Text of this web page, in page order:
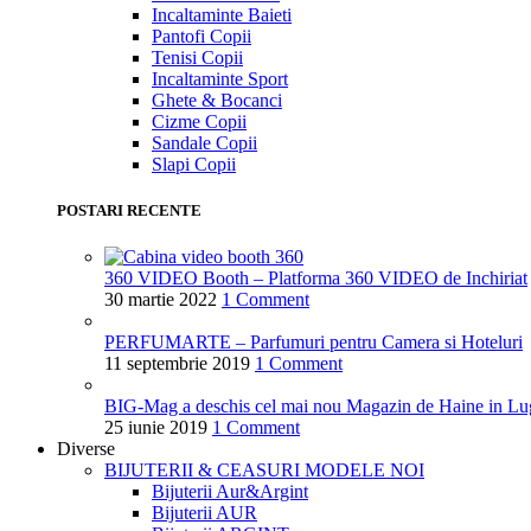
Incaltaminte Baieti
Pantofi Copii
Tenisi Copii
Incaltaminte Sport
Ghete & Bocanci
Cizme Copii
Sandale Copii
Slapi Copii
POSTARI RECENTE
360 VIDEO Booth – Platforma 360 VIDEO de Inchiriat
30 martie 2022 1 Comment
PERFUMARTE – Parfumuri pentru Camera si Hoteluri
11 septembrie 2019 1 Comment
BIG-Mag a deschis cel mai nou Magazin de Haine in
25 iunie 2019 1 Comment
Diverse
BIJUTERII & CEASURI MODELE NOI
Bijuterii Aur&Argint
Bijuterii AUR